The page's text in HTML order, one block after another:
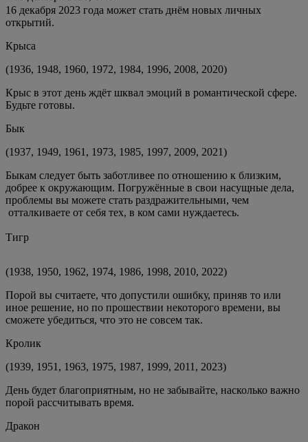
16 декабря 2023 года может стать днём новых личных
открытий.
Крыса
(1936, 1948, 1960, 1972, 1984, 1996, 2008, 2020)
Крыс в этот день ждёт шквал эмоций в романтической сфере.
Будьте готовы.
Бык
(1937, 1949, 1961, 1973, 1985, 1997, 2009, 2021)
Быкам следует быть заботливее по отношению к близким,
добрее к окружающим. Погружённые в свои насущные дела,
проблемы вы можете стать раздражительными, чем
отталкиваете от себя тех, в ком сами нуждаетесь.
Тигр
(1938, 1950, 1962, 1974, 1986, 1998, 2010, 2022)
Порой вы считаете, что допустили ошибку, приняв то или
иное решение, но по прошествии некоторого времени, вы
сможете убедиться, что это не совсем так.
Кролик
(1939, 1951, 1963, 1975, 1987, 1999, 2011, 2023)
День будет благоприятным, но не забывайте, насколько важно
порой рассчитывать время.
Дракон